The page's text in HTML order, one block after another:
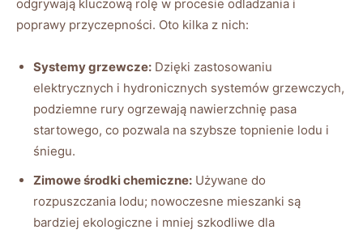
odgrywają kluczową rolę w procesie odladzania i
poprawy przyczepności. Oto kilka z nich:
Systemy⁤ grzewcze: Dzięki zastosowaniu
elektrycznych⁤ i hydronicznych ‍systemów grzewczych,
‍podziemne rury ogrzewają nawierzchnię pasa
⁤startowego, co ​pozwala na szybsze topnienie lodu i
śniegu.
Zimowe środki chemiczne: Używane do
⁣rozpuszczania lodu; nowoczesne mieszanki są
bardziej ekologiczne‍ i mniej szkodliwe‌ dla⁤